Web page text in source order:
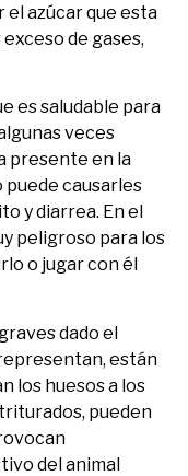
el azúcar que esta
de gases,
es saludable para
veces
presente en la
puede causarles
y diarrea. En el
peligroso para los
o jugar con él
dado el
están
los huesos a los
pueden
del animal